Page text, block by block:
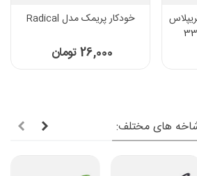
خودکار پریمک مدل Radical
26,000 تومان